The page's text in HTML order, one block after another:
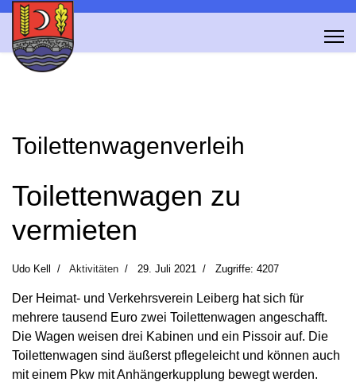
Toilettenwagenverleih
Toilettenwagen zu
vermieten
Udo Kell Aktivitäten 29. Juli 2021 Zugriffe: 4207
Der Heimat- und Verkehrsverein Leiberg hat sich für
mehrere tausend Euro zwei Toilettenwagen angeschafft.
Die Wagen weisen drei Kabinen und ein Pissoir auf. Die
Toilettenwagen sind äußerst pflegeleicht und können auch
mit einem Pkw mit Anhängerkupplung bewegt werden.